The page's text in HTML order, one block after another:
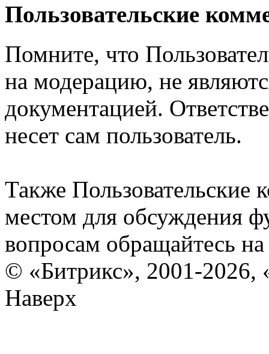
Пользовательские
Помните, что
на модерацию, не
документацией.
несет сам пользователь.
Также Пользовательские
местом для обсуждения
вопросам обращайтесь
© «Битрикс», 2001-2026,
Наверх